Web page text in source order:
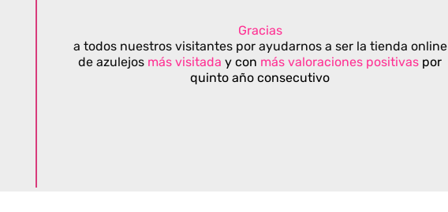
Gracias
a todos nuestros visitantes por ayudarnos a ser la tienda online
de azulejos más visitada y con más valoraciones positivas por
quinto año consecutivo